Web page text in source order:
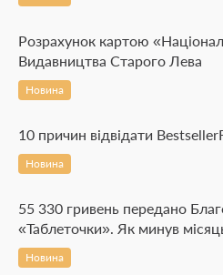
Розрахунок картою
Видавництва Старого Лева
Новина
10 причин відвідати
Новина
55 330 гривень передано
«Таблеточки». Як минув
Новина